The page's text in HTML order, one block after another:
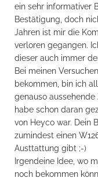
ein sehr informativer
Bestätigung, doch
Jahren ist mir die
verloren gegangen.
dieser auch immer
Bei meinen
bekommen, bin ich
genauso
habe schon daran
von Heyco war. Dein
zumindest einen
Austtattung gibt ;-)
Irgendeine Idee, wo
noch bekommen